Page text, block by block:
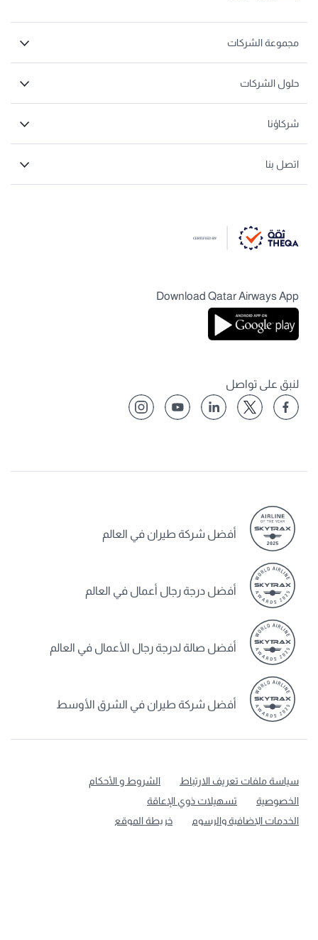
مجموعة الشركات
حلول الشركات
شركاؤنا
اتصل بنا
Download Qatar Airways App
لنبق على تواصل
أفضل شركة طيران في العالم
أفضل درجة رجال أعمال في العالم
أفضل صالة لدرجة رجال الأعمال في العالم
أفضل شركة طيران في الشرق الأوسط
سياسة ملفات تعريف الارتباط
الشروط و الأحكام
الخصوصية
تسهيلات ذوي الإعاقة
الخدمات الإضافية والرسوم
خريطة الموقع